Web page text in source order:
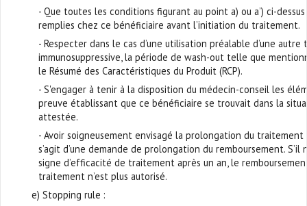
- Que toutes les conditions figurant au point a) ou a’) ci-
remplies chez ce bénéficiaire avant l’initiation du traitement.
- Respecter dans le cas d’une utilisation préalable d’une autre
immunosuppressive, la période de wash-out telle que
le Résumé des Caractéristiques du Produit (RCP).
- S'engager à tenir à la disposition du médecin-conseil les
preuve établissant que ce bénéficiaire se trouvait dans la
attestée.
- Avoir soigneusement envisagé la prolongation du traitement
s’agit d’une demande de prolongation du remboursement. S’il
signe d’efficacité de traitement après un an, le
traitement n’est plus autorisé.
e) Stopping rule :